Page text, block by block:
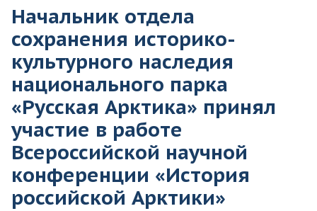
Начальник отдела
сохранения историко-
культурного наследия
национального парка
«Русская Арктика» принял
участие в работе
Всероссийской научной
конференции «История
российской Арктики»